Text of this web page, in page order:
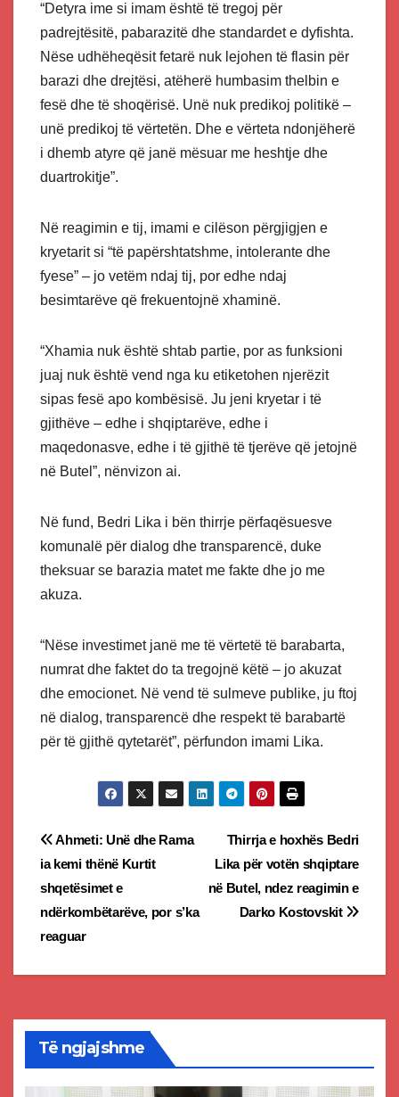
“Detyra ime si imam është të tregoj për
padrejtësitë, pabarazitë dhe standardet e dyfishta.
Nëse udhëheqësit fetarë nuk lejohen të flasin për
barazi dhe drejtësi, atëherë humbasim thelbin e
fesë dhe të shoqërisë. Unë nuk predikoj politikë –
unë predikoj të vërtetën. Dhe e vërteta ndonjëherë
i dhemb atyre që janë mësuar me heshtje dhe
duartrokitje”.
Në reagimin e tij, imami e cilëson përgjigjen e
kryetarit si “të papërshtatshme, intolerante dhe
fyese” – jo vetëm ndaj tij, por edhe ndaj
besimtarëve që frekuentojnë xhaminë.
“Xhamia nuk është shtab partie, por as funksioni
juaj nuk është vend nga ku etiketohen njerëzit
sipas fesë apo kombësisë. Ju jeni kryetar i të
gjithëve – edhe i shqiptarëve, edhe i
maqedonasve, edhe i të gjithë të tjerëve që jetojnë
në Butel”, nënvizon ai.
Në fund, Bedri Lika i bën thirrje përfaqësuesve
komunalë për dialog dhe transparencë, duke
theksuar se barazia matet me fakte dhe jo me
akuza.
“Nëse investimet janë me të vërtetë të barabarta,
numrat dhe faktet do ta tregojnë këtë – jo akuzat
dhe emocionet. Në vend të sulmeve publike, ju ftoj
në dialog, transparencë dhe respekt të barabartë
për të gjithë qytetarët”, përfundon imami Lika.
Post
navigation
Thirrja e hoxhës Bedri
Lika për votën shqiptare
në Butel, ndez reagimin e
Darko Kostovskit
Ahmeti: Unë dhe Rama
ia kemi thënë Kurtit
shqetësimet e
ndërkombëtarëve, por s’ka
reaguar
Të ngjajshme